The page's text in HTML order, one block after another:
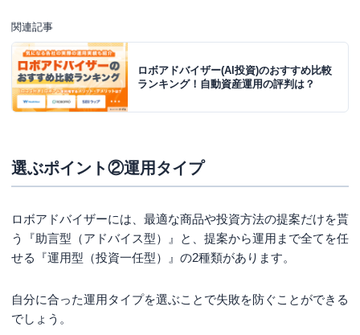
関連記事
ロボアドバイザー(AI投資)のおすすめ比較
ランキング！自動資産運用の評判は？
選ぶポイント②運用タイプ
ロボアドバイザーには、最適な商品や投資方法の提案だけを貰
う『助言型（アドバイス型）』と、提案から運用まで全てを任
せる『運用型（投資一任型）』の2種類があります。
自分に合った運用タイプを選ぶことで失敗を防ぐことができる
でしょう。